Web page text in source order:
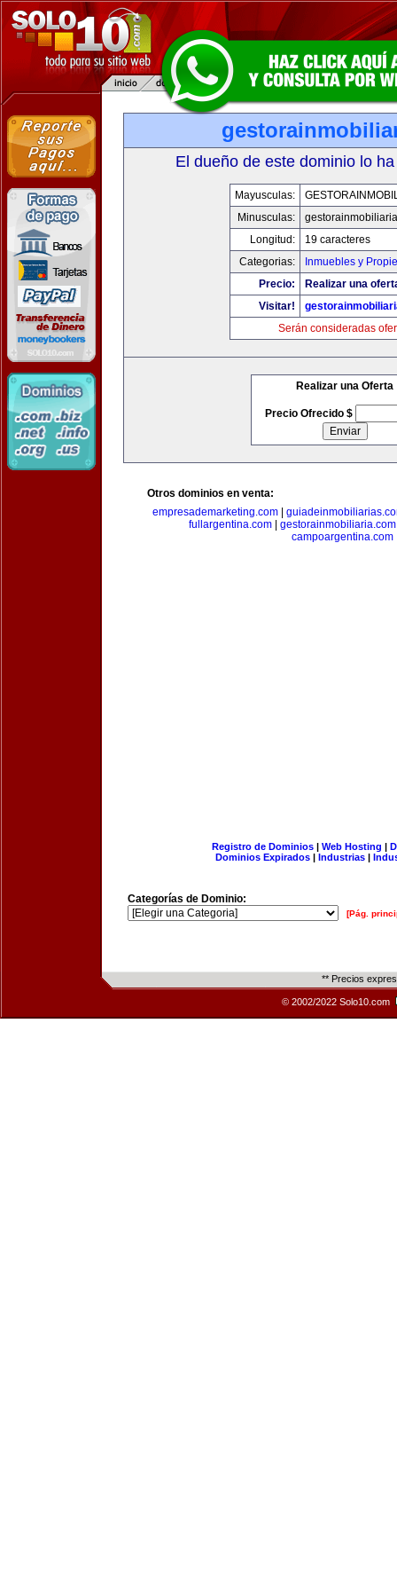
El dueño de este dominio lo
Mayusculas:
Minusculas:
Longitud:
19 caracteres
Categorias:
Inmuebles y
Precio:
Realizar una
Visitar!
Serán consideradas
Realizar una Oferta
Precio Ofrecido $
Otros dominios en venta:
empresademarketing.com|
fullargentina.com
gestorainmobiliaria.com
campoargentina.com
Registro de Dominios| Web Hosting |
Dominios Expirados | Industrias |
Categorías de Dominio:
[Pág.
** Precios
© 2002/2022 Solo10.com